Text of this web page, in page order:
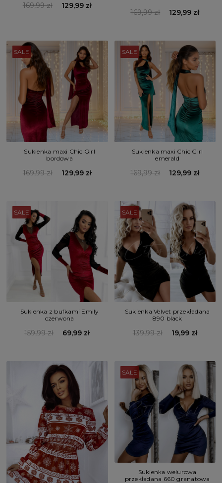
169,99 zł 129,99 zł
169,99 zł 129,99 zł
SALE
Sukienka maxi Chic Girl
bordowa
169,99 zł 129,99 zł
SALE
Sukienka maxi Chic Girl
emerald
169,99 zł 129,99 zł
SALE
Sukienka z bufkami Emily
czerwona
159,99 zł 69,99 zł
SALE
Sukienka Velvet przekładana
890 black
139,99 zł 19,99 zł
SALE
Sukienka welurowa
przekładana 660 granatowa